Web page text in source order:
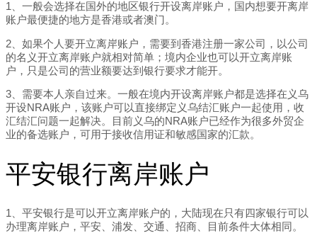
1、一般会选择在国外的地区银行开设离岸账户，国内想要开离岸
账户最便捷的地方是香港或者澳门。
2、如果个人要开立离岸账户，需要到香港注册一家公司，以公司
的名义开立离岸账户就相对简单；境内企业也可以开立离岸账
户，只是公司的营业额要达到银行要求才能开。
3、需要本人亲自过来。一般在境内开设离岸账户都是选择在义乌
开设NRA账户，该账户可以直接绑定义乌结汇账户一起使用，收
汇结汇问题一起解决。目前义乌的NRA账户已经作为很多外贸企
业的备选账户，可用于接收信用证和敏感国家的汇款。
平安银行离岸账户
1、平安银行是可以开立离岸账户的，大陆现在只有四家银行可以
办理离岸账户，平安、浦发、交通、招商、目前条件大体相同。